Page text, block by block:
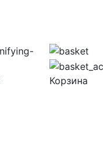
Корзина